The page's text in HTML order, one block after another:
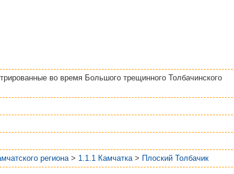
во время Большого трещинного Толбачинского
региона > 1.1.1 Камчатка > Плоский Толбачик